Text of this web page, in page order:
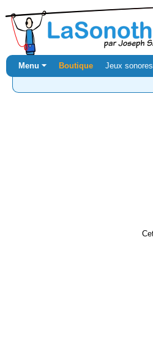
Menu ⏷ Boutique Jeux sonores